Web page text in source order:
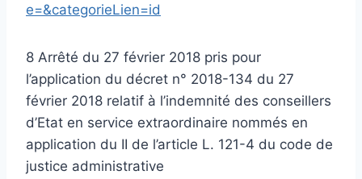
e=&categorieLien=id
8 Arrêté du 27 février 2018 pris pour
l’application du décret n° 2018-134 du 27
février 2018 relatif à l’indemnité des conseillers
d’Etat en service extraordinaire nommés en
application du II de l’article L. 121-4 du code de
justice administrative